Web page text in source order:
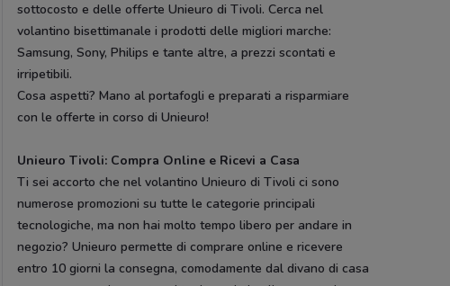
sottocosto e delle offerte Unieuro di Tivoli. Cerca nel
volantino bisettimanale i prodotti delle migliori marche:
Samsung, Sony, Philips e tante altre, a prezzi scontati e
irripetibili.
Cosa aspetti? Mano al portafogli e preparati a risparmiare
con le offerte in corso di Unieuro!
Unieuro Tivoli: Compra Online e Ricevi a Casa
Ti sei accorto che nel volantino Unieuro di Tivoli ci sono
numerose promozioni su tutte le categorie principali
tecnologiche, ma non hai molto tempo libero per andare in
negozio? Unieuro permette di comprare online e ricevere
entro 10 giorni la consegna, comodamente dal divano di casa